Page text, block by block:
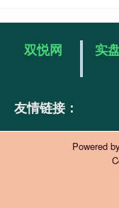
双悦网 实
友情链接：
Powered by